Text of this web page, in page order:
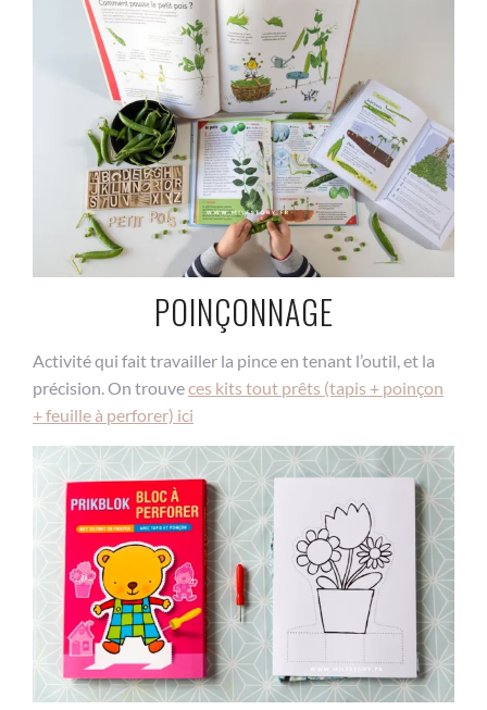
POINÇONNAGE
Activité qui fait travailler la pince en tenant l’outil, et la
précision. On trouveces kits tout prêts (tapis + poinçon
+ feuille à perforer) ici